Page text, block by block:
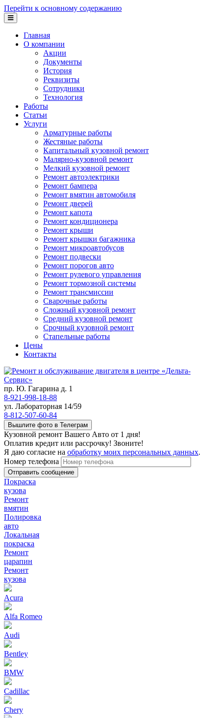
Перейти к основному содержанию
Главная
О компании
Акции
Документы
История
Реквизиты
Сотрудники
Технология
Работы
Статьи
Услуги
Арматурные работы
Жестяные работы
Капитальный кузовной ремонт
Малярно-кузовной ремонт
Мелкий кузовной ремонт
Ремонт автоэлектрики
Ремонт бампера
Ремонт вмятин автомобиля
Ремонт дверей
Ремонт капота
Ремонт кондиционера
Ремонт крыши
Ремонт крышки багажника
Ремонт микроавтобусов
Ремонт подвески
Ремонт порогов авто
Ремонт рулевого управления
Ремонт тормозной системы
Ремонт трансмиссии
Сварочные работы
Сложный кузовной ремонт
Средний кузовной ремонт
Срочный кузовной ремонт
Стапельные работы
Цены
Контакты
пр. Ю. Гагарина д. 1
8-921-998-18-88
ул. Лабораторная 14/59
8-812-507-60-84
Вышлите фото в Телеграм
Кузовной ремонт Вашего Авто от 1 дня!
Оплатив кредит или рассрочку! Звоните!
Я даю согласие на обработку моих персональных данных.
Номер телефона
Покраска
кузова
Ремонт
вмятин
Полировка
авто
Локальная
покраска
Ремонт
царапин
Ремонт
кузова
Acura
Alfa Romeo
Audi
Bentley
BMW
Cadillac
Chery